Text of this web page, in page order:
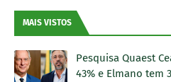
MAIS VISTOS
Pesquisa Quaest
43% e Elmano tem